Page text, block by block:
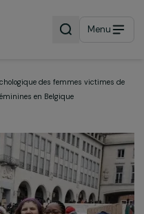
Menu
psychologique des femmes